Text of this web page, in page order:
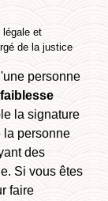
légale et
de la justice
personne
faiblesse
la signature
la personne
des
Si vous êtes
faire